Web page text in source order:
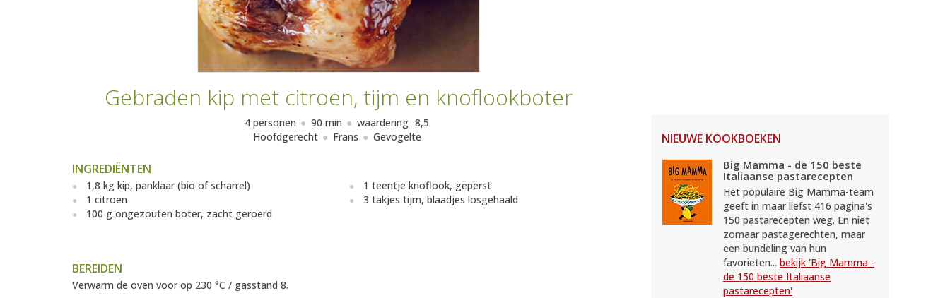
Gebraden kip met citroen, tijm en knoflookboter
4 personen 90 min waardering 8,5
Hoofdgerecht
Frans Gevogelte
INGREDIËNTEN
1,8 kg kip, panklaar (bio of scharrel)
1 citroen
100 g ongezouten boter, zacht geroerd
1 teentje knoflook, geperst
3 takjes tijm, blaadjes losgehaald
BEREIDEN
Verwarm de oven voor op 230 °C / gasstand 8.
NIEUWE KOOKBOEKEN
Big Mamma - de 150 beste
Italiaanse pastarecepten
Het populaire Big Mamma-team
geeft in maar liefst 416 pagina's
150 pastarecepten weg. En niet
zomaar pastagerechten, maar
een bundeling van hun
favorieten... bekijk 'Big Mamma -
de 150 beste Italiaanse
pastarecepten'